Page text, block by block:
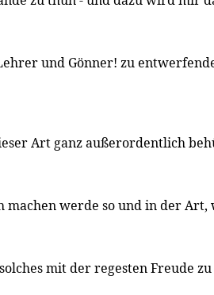
und Gönner! zu
Art ganz außerordentlich
machen werde so und in der Art,
mit der regesten Freude